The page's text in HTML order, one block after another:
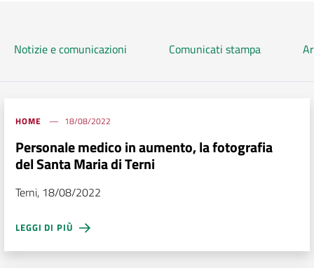
Notizie e comunicazioni Comunicati stampa
HOME 18/08/2022
Personale medico in aumento, la fotografia
del Santa Maria di Terni
Terni, 18/08/2022
LEGGI DI PIÙ